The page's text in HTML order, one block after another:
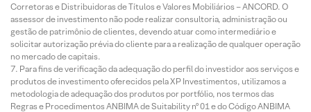
Corretoras e Distribuidoras de Títulos e Valores Mobiliários – ANCORD. O
assessor de investimento não pode realizar consultoria, administração ou
gestão de patrimônio de clientes, devendo atuar como intermediário e
solicitar autorização prévia do cliente para a realização de qualquer operação
no mercado de capitais.
Para fins de verificação da adequação do perfil do investidor aos serviços e
produtos de investimento oferecidos pela XP Investimentos, utilizamos a
metodologia de adequação dos produtos por portfólio, nos termos das
Regras e Procedimentos ANBIMA de Suitability nº 01 e do Código ANBIMA